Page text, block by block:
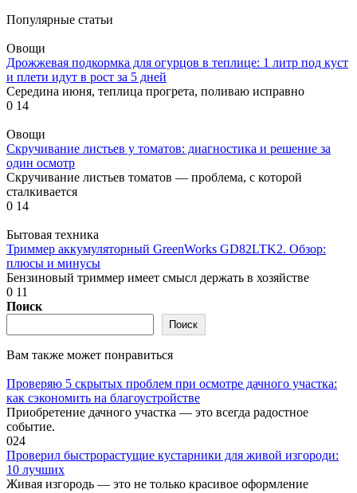
Популярные статьи
Овощи
Дрожжевая подкормка для огурцов в теплице: 1 литр под куст
и плети идут в рост за 5 дней
Середина июня, теплица прогрета, поливаю исправно
0 14
Овощи
Скручивание листьев у томатов: диагностика и решение за
один осмотр
Скручивание листьев томатов — проблема, с которой
сталкивается
0 14
Бытовая техника
Триммер аккумуляторный GreenWorks GD82LTK2. Обзор:
плюсы и минусы
Бензиновый триммер имеет смысл держать в хозяйстве
0 11
Поиск
Поиск
Вам также может понравиться
Проверяю 5 скрытых проблем при осмотре дачного участка:
как сэкономить на благоустройстве
Приобретение дачного участка — это всегда радостное
событие.
024
Проверил быстрорастущие кустарники для живой изгороди:
10 лучших
Живая изгородь — это не только красивое оформление